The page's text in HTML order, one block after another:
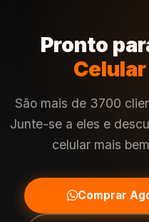
Pronto
São mais de 3700
Junte-se a eles e
celular mais
Comprar